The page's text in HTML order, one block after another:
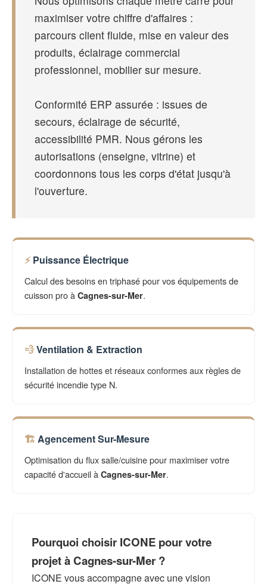
maximiser votre chiffre d'affaires :
parcours client fluide, mise en valeur des
produits, éclairage commercial
professionnel, mobilier sur mesure.
Conformité ERP assurée : issues de
secours, éclairage de sécurité,
accessibilité PMR. Nous gérons les
autorisations (enseigne, vitrine) et
coordonnons tous les corps d'état jusqu'à
l'ouverture.
Puissance Électrique
Calcul des besoins en triphasé pour vos équipements de
cuisson pro à Cagnes-sur-Mer.
Ventilation & Extraction
Installation de hottes et réseaux conformes aux règles de
sécurité incendie type N.
Agencement Sur-Mesure
Optimisation du flux salle/cuisine pour maximiser votre
capacité d'accueil à Cagnes-sur-Mer.
Pourquoi choisir ICONE pour votre
projet à Cagnes-sur-Mer ?
ICONE vous accompagne avec une vision